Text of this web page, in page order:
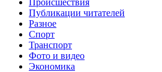
Происшествия
Публикации читателей
Разное
Спорт
Транспорт
Фото и видео
Экономика